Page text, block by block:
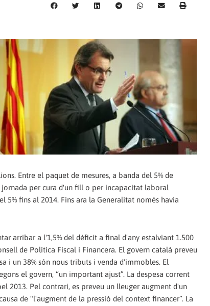
Entre el paquet de mesures, a banda del 5% de
per cura d'un fill o per incapacitat laboral
fins al 2014. Fins ara la Generalitat només havia
arribar a l'1,5% del dèficit a final d'any estalviant 1.500
de Política Fiscal i Financera. El govern català preveu
i un 38% són nous tributs i venda d'immobles. El
el govern, “un important ajust”. La despesa corrent
2013. Pel contrari, es preveu un lleuger augment d'un
de "l'augment de la pressió del context financer”. La